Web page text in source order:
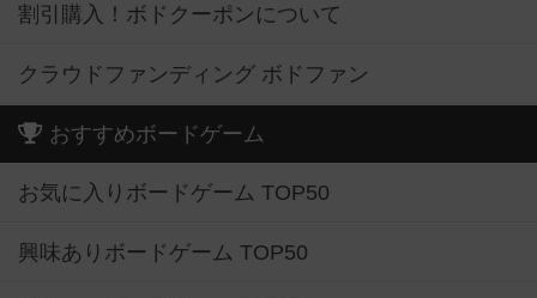
割引購入！ボドクーポンについて
クラウドファンディング ボドファン
おすすめボードゲーム
お気に入りボードゲーム TOP50
興味ありボードゲーム TOP50